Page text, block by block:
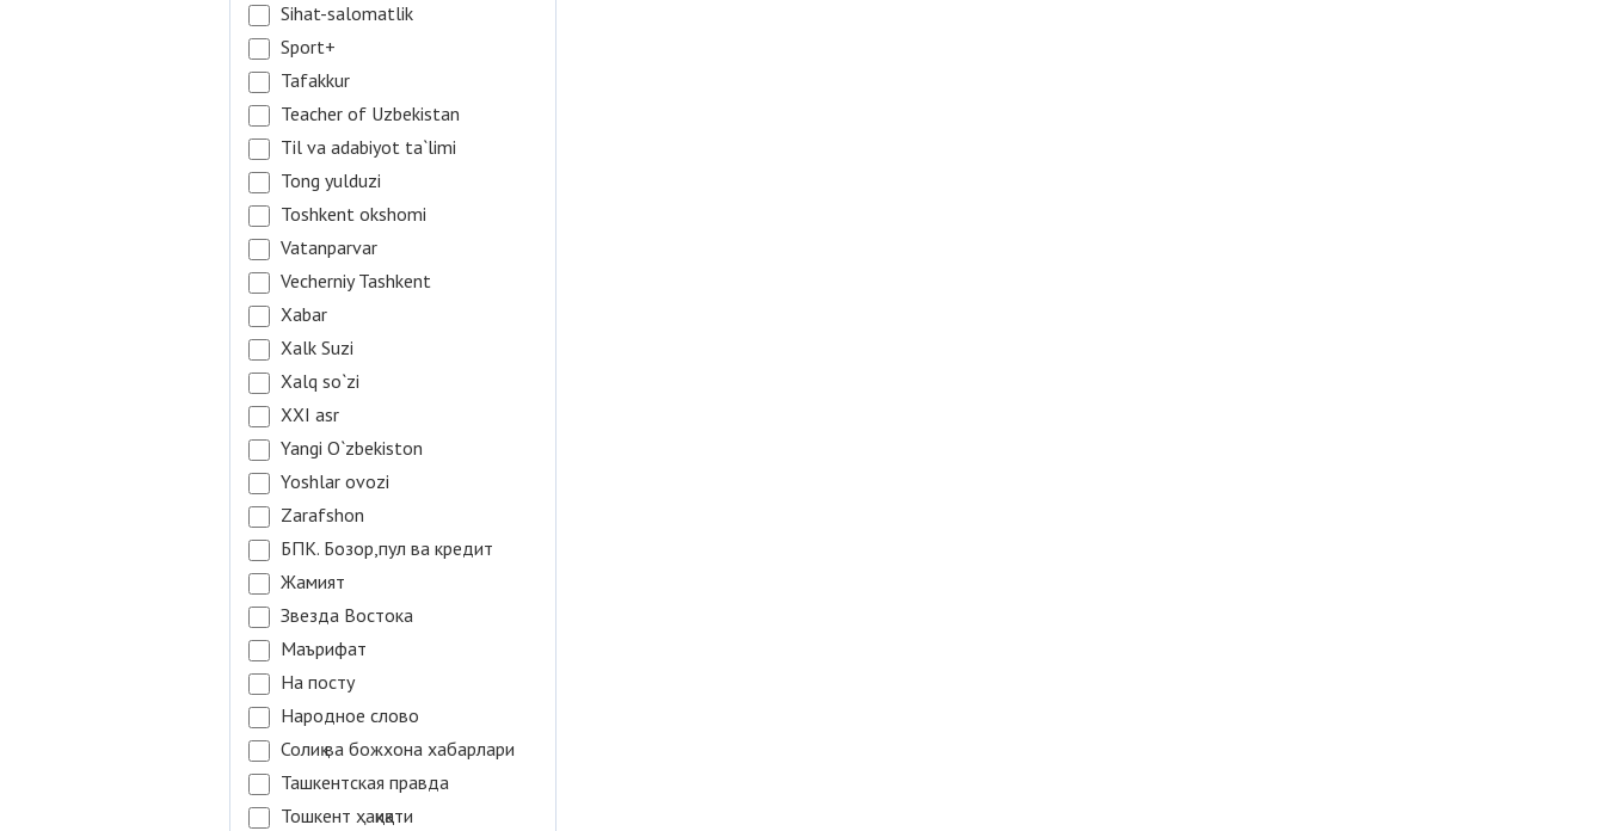
Sihat-salomatlik
Sport+
Tafakkur
Teacher of Uzbekistan
Til va adabiyot ta`limi
Tong yulduzi
Toshkent okshomi
Vatanparvar
Vecherniy Tashkent
Xabar
Xalk Suzi
Xalq so`zi
XXI asr
Yangi O`zbekiston
Yoshlar ovozi
Zarafshon
БПК. Бозор,пул ва кредит
Жамият
Звезда Востока
Маърифат
На посту
Народное слово
Солиқ ва божхона хабарлари
Ташкентская правда
Тошкент ҳақиқати